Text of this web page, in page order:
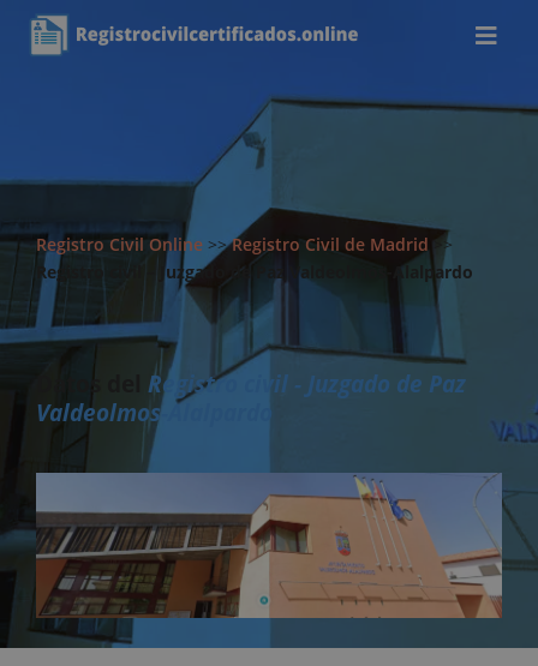
Registro Civil Online >>Registro Civil de Madrid >>
Registro civil – Juzgado de Paz Valdeolmos-Alalpardo
Datos del Registro civil - Juzgado de Paz
Valdeolmos-Alalpardo